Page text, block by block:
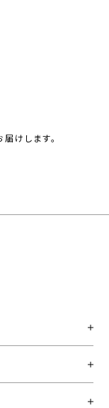
けします。